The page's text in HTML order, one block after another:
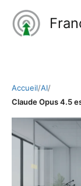
contenu
Accueil/AI/
Claude Opus 4.5